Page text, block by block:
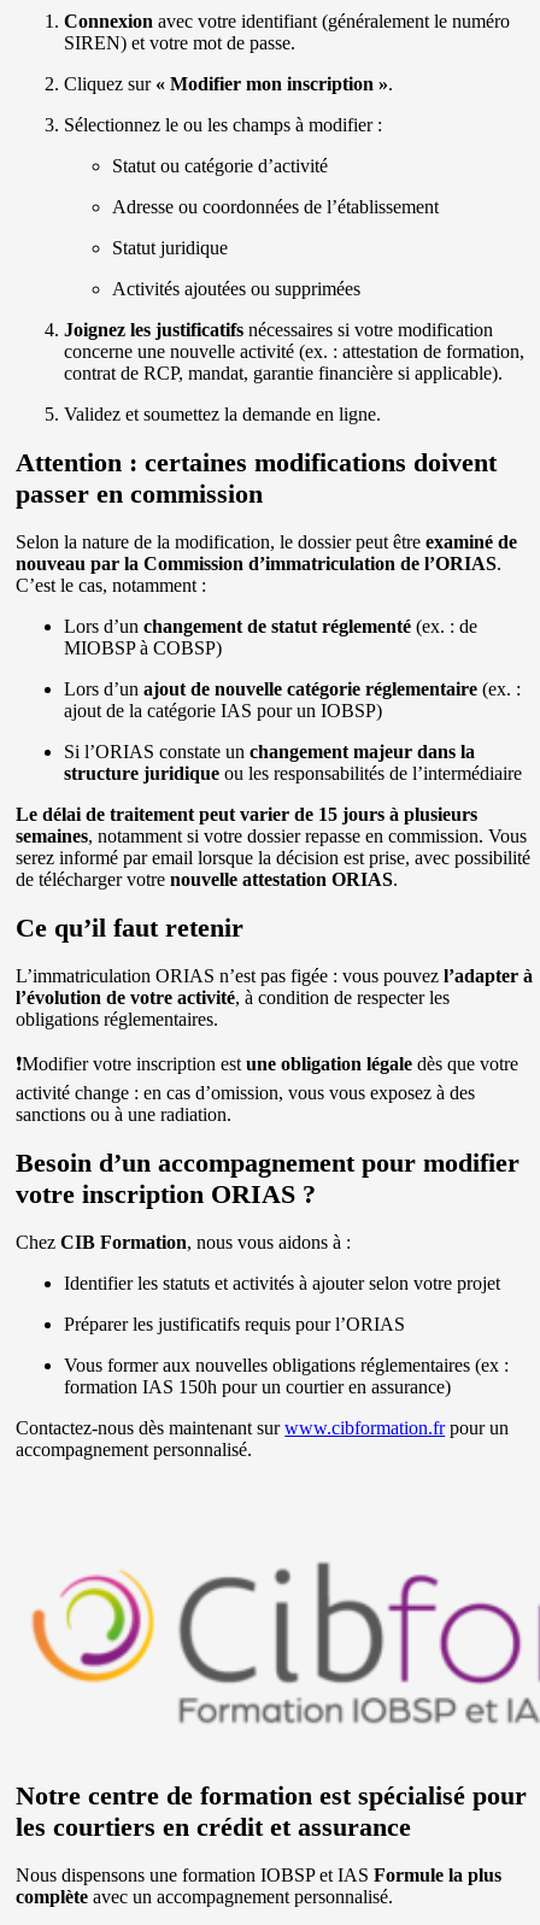
Connexion avec votre identifiant (généralement le numéro
SIREN) et votre mot de passe.
Cliquez sur « Modifier mon inscription ».
Sélectionnez le ou les champs à modifier :
Statut ou catégorie d’activité
Adresse ou coordonnées de l’établissement
Statut juridique
Activités ajoutées ou supprimées
Joignez les justificatifs nécessaires si votre modification
concerne une nouvelle activité (ex. : attestation de formation,
contrat de RCP, mandat, garantie financière si applicable).
Validez et soumettez la demande en ligne.
Attention : certaines modifications doivent
passer en commission
Selon la nature de la modification, le dossier peut êtreexaminé de
nouveau par la Commission d’immatriculation de l’ORIAS.
C’est le cas, notamment :
Lors d’unchangement de statut réglementé (ex. : de
MIOBSP à COBSP)
Lors d’unajout de nouvelle catégorie réglementaire (ex. :
ajout de la catégorie IAS pour un IOBSP)
Si l’ORIAS constate unchangement majeur dans la
structure juridique ou les responsabilités de l’intermédiaire
Le délai de traitement peut varier de 15 jours à plusieurs
semaines, notamment si votre dossier repasse en commission. Vous
serez informé par email lorsque la décision est prise, avec possibilité
de télécharger votrenouvelle attestation ORIAS.
Ce qu’il faut retenir
L’immatriculation ORIAS n’est pas figée : vous pouvezl’adapter à
l’évolution de votre activité, à condition de respecter les
obligations réglementaires.
❗Modifier votre inscription estune obligation légale dès que votre
activité change : en cas d’omission, vous vous exposez à des
sanctions ou à une radiation.
Besoin d’un accompagnement pour modifier
votre inscription ORIAS ?
ChezCIB Formation, nous vous aidons à :
Identifier les statuts et activités à ajouter selon votre projet
Préparer les justificatifs requis pour l’ORIAS
Vous former aux nouvelles obligations réglementaires (ex :
formation IAS 150h pour un courtier en assurance)
Contactez-nous dès maintenant surwww.cibformation.frpour un
accompagnement personnalisé.
Notre centre de formation est spécialisé pour
les courtiers en crédit et assurance
Nous dispensons une formation IOBSP et IASFormule la plus
complète avec un accompagnement personnalisé.